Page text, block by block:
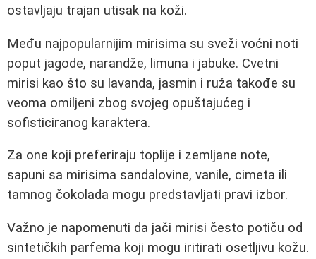
ostavljaju trajan utisak na koži.
Među najpopularnijim mirisima su sveži voćni noti
poput jagode, narandže, limuna i jabuke. Cvetni
mirisi kao što su lavanda, jasmin i ruža takođe su
veoma omiljeni zbog svojeg opuštajućeg i
sofisticiranog karaktera.
Za one koji preferiraju toplije i zemljane note,
sapuni sa mirisima sandalovine, vanile, cimeta ili
tamnog čokolada mogu predstavljati pravi izbor.
Važno je napomenuti da jači mirisi često potiču od
sintetičkih parfema koji mogu iritirati osetljivu kožu.